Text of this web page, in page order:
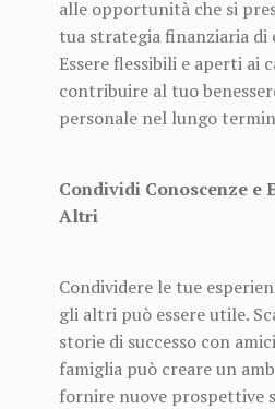
alle opportunità che si
tua strategia finanziaria di
Essere flessibili e aperti ai
contribuire al tuo
personale nel lungo
Condividi Conoscenze e
Altri
Condividere le tue
gli altri può essere utile.
storie di successo con
famiglia può creare un
fornire nuove prospettive